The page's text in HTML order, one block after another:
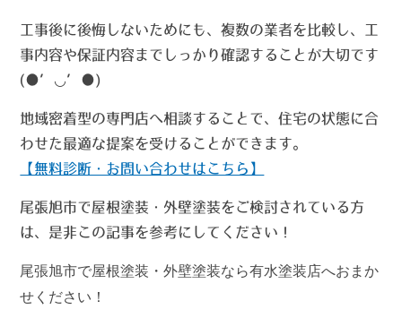
工事後に後悔しないためにも、複数の業者を比較し、工
事内容や保証内容までしっかり確認することが大切です
(●’◡’●)
地域密着型の専門店へ相談することで、住宅の状態に合
わせた最適な提案を受けることができます。
【無料診断・お問い合わせはこちら】
尾張旭市で屋根塗装・外壁塗装をご検討されている方
は、是非この記事を参考にしてください！
尾張旭市で屋根塗装・外壁塗装なら有水塗装店へおまか
せください！